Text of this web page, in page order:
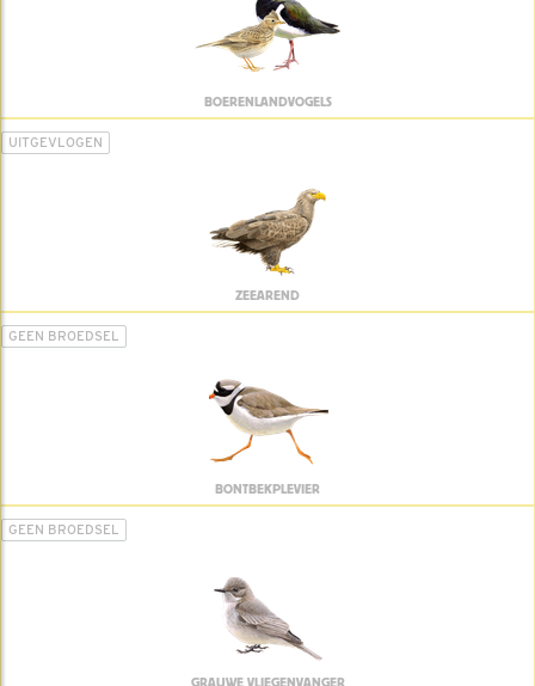
BOERENLANDVOGELS
UITGEVLOGEN
ZEEAREND
GEEN BROEDSEL
BONTBEKPLEVIER
GEEN BROEDSEL